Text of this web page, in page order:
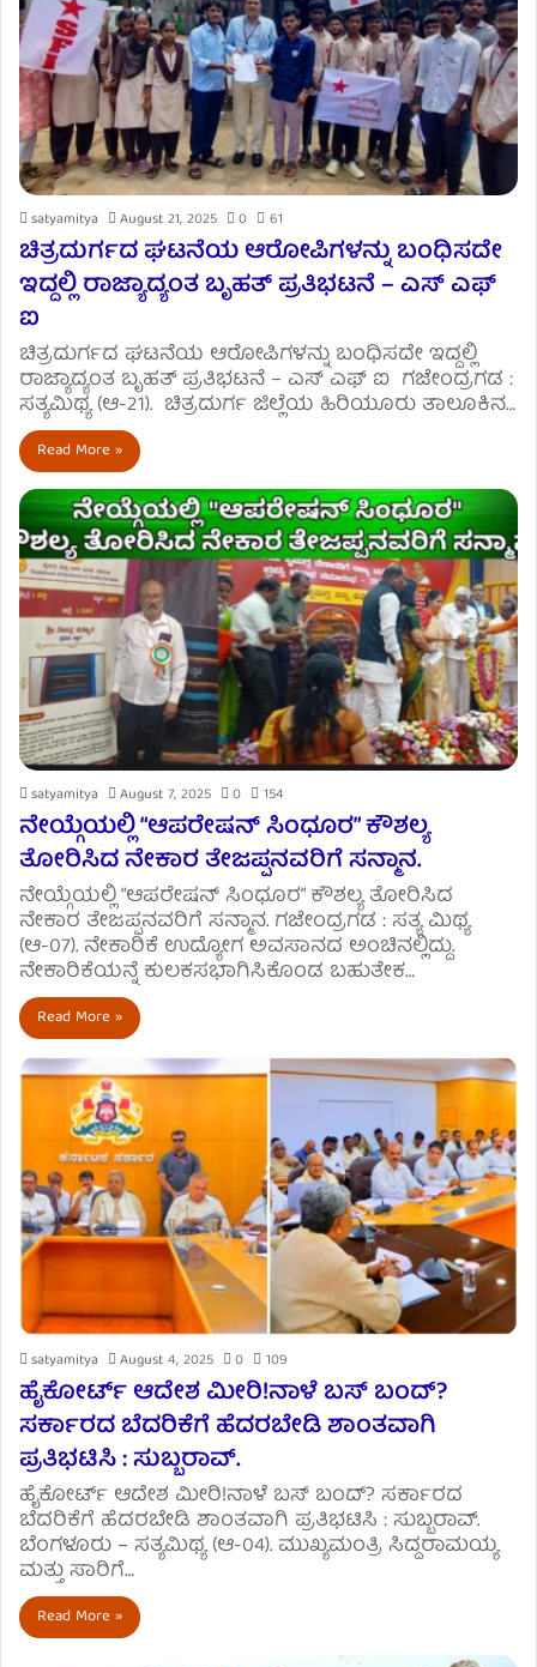
satyamitya August 21, 2025 0 61
ಚಿತ್ರದುರ್ಗದ ಘಟನೆಯ ಆರೋಪಿಗಳನ್ನು ಬಂಧಿಸದೇ
ಇದ್ದಲ್ಲಿ ರಾಜ್ಯಾದ್ಯಂತ ಬೃಹತ್ ಪ್ರತಿಭಟನೆ – ಎಸ್ ಎಫ್
ಐ
ಚಿತ್ರದುರ್ಗದ ಘಟನೆಯ ಆರೋಪಿಗಳನ್ನು ಬಂಧಿಸದೇ ಇದ್ದಲ್ಲಿ
ರಾಜ್ಯಾದ್ಯಂತ ಬೃಹತ್ ಪ್ರತಿಭಟನೆ – ಎಸ್ ಎಫ್ ಐ ಗಜೇಂದ್ರಗಡ :
ಸತ್ಯಮಿಥ್ಯ (ಆ-21). ಚಿತ್ರದುರ್ಗ ಜಿಲ್ಲೆಯ ಹಿರಿಯೂರು ತಾಲೂಕಿನ…
Read More »
satyamitya August 7, 2025 0 154
ನೇಯ್ಗೆಯಲ್ಲಿ “ಆಪರೇಷನ್ ಸಿಂಧೂರ” ಕೌಶಲ್ಯ
ತೋರಿಸಿದ ನೇಕಾರ ತೇಜಪ್ಪನವರಿಗೆ ಸನ್ಮಾನ.
ನೇಯ್ಗೆಯಲ್ಲಿ “ಆಪರೇಷನ್ ಸಿಂಧೂರ” ಕೌಶಲ್ಯ ತೋರಿಸಿದ
ನೇಕಾರ ತೇಜಪ್ಪನವರಿಗೆ ಸನ್ಮಾನ. ಗಜೇಂದ್ರಗಡ : ಸತ್ಯ ಮಿಥ್ಯ
(ಆ-07). ನೇಕಾರಿಕೆ ಉದ್ಯೋಗ ಅವಸಾನದ ಅಂಚಿನಲ್ಲಿದ್ದು.
ನೇಕಾರಿಕೆಯನ್ನೆ ಕುಲಕಸಭಾಗಿಸಿಕೊಂಡ ಬಹುತೇಕ…
Read More »
satyamitya August 4, 2025 0 109
ಹೈಕೋರ್ಟ್ ಆದೇಶ ಮೀರಿ!ನಾಳೆ ಬಸ್ ಬಂದ್?
ಸರ್ಕಾರದ ಬೆದರಿಕೆಗೆ ಹೆದರಬೇಡಿ ಶಾಂತವಾಗಿ
ಪ್ರತಿಭಟಿಸಿ : ಸುಬ್ಬರಾವ್.
ಹೈಕೋರ್ಟ್ ಆದೇಶ ಮೀರಿ!ನಾಳೆ ಬಸ್ ಬಂದ್? ಸರ್ಕಾರದ
ಬೆದರಿಕೆಗೆ ಹೆದರಬೇಡಿ ಶಾಂತವಾಗಿ ಪ್ರತಿಭಟಿಸಿ : ಸುಬ್ಬರಾವ್.
ಬೆಂಗಳೂರು – ಸತ್ಯಮಿಥ್ಯ (ಆ-04). ಮುಖ್ಯಮಂತ್ರಿ ಸಿದ್ದರಾಮಯ್ಯ
ಮತ್ತು ಸಾರಿಗೆ…
Read More »